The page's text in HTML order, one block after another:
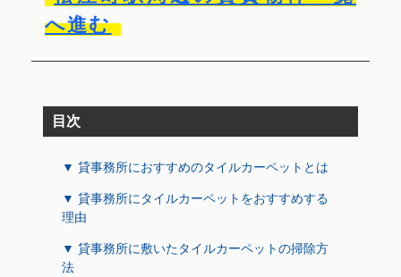
へ進む
目次
▼ 貸事務所におすすめのタイルカーペットとは
▼ 貸事務所にタイルカーペットをおすすめする
理由
▼ 貸事務所に敷いたタイルカーペットの掃除方
法